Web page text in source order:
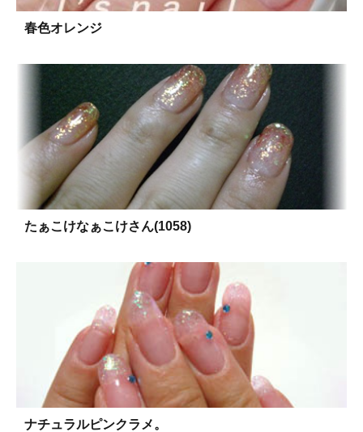
春色オレンジ
たぁこけなぁこけさん(1058)
ナチュラルピンクラメ。